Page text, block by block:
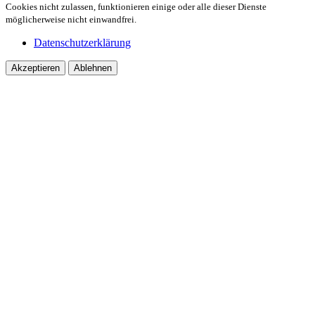
Cookies nicht zulassen, funktionieren einige oder alle dieser Dienste
möglicherweise nicht einwandfrei.
Datenschutzerklärung
Akzeptieren Ablehnen